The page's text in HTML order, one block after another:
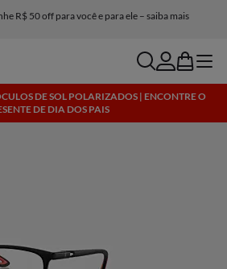
R$ 50 off para você e para ele – saiba mais
searchaccount
bag menu
DE SOL POLARIZADOS | ENCONTRE O
DE DIA DOS PAIS